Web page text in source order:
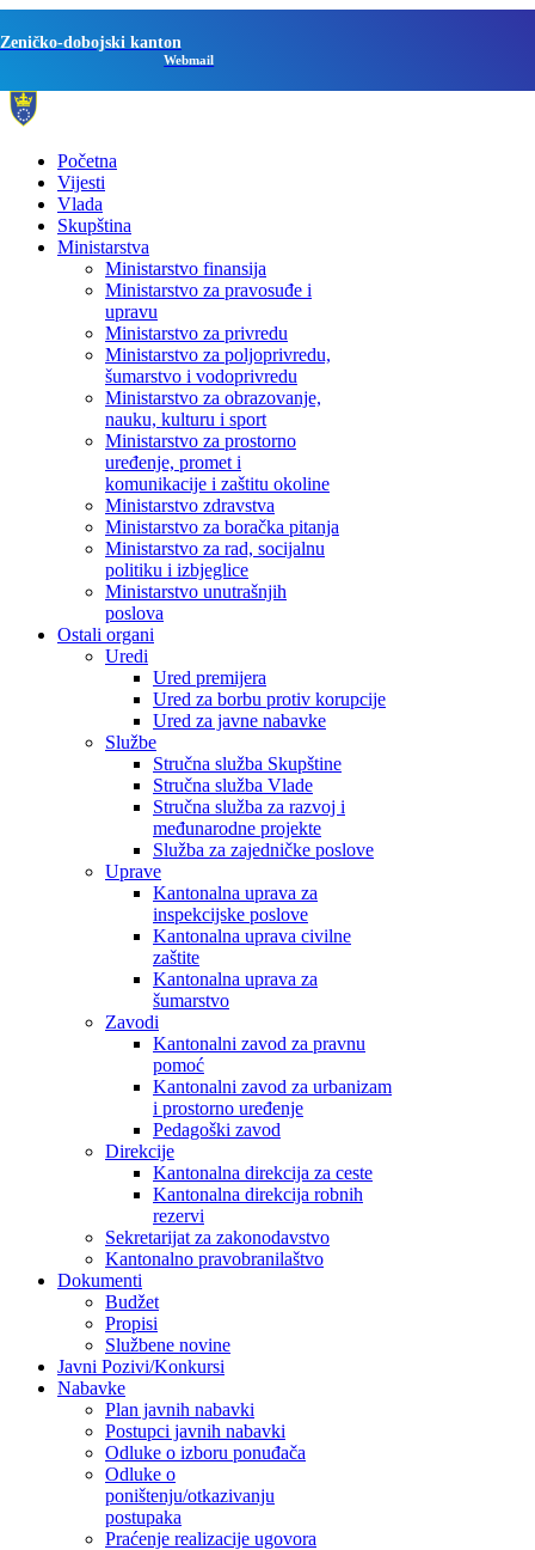
Zeničko-dobojski kanton
Webmail
Početna
Vijesti
Vlada
Skupština
Ministarstva
Ministarstvo finansija
Ministarstvo za pravosuđe i
upravu
Ministarstvo za privredu
Ministarstvo za poljoprivredu,
šumarstvo i vodoprivredu
Ministarstvo za obrazovanje,
nauku, kulturu i sport
Ministarstvo za prostorno
uređenje, promet i
komunikacije i zaštitu okoline
Ministarstvo zdravstva
Ministarstvo za boračka pitanja
Ministarstvo za rad, socijalnu
politiku i izbjeglice
Ministarstvo unutrašnjih
poslova
Ostali organi
Uredi
Ured premijera
Ured za borbu protiv korupcije
Ured za javne nabavke
Službe
Stručna služba Skupštine
Stručna služba Vlade
Stručna služba za razvoj i
međunarodne projekte
Služba za zajedničke poslove
Uprave
Kantonalna uprava za
inspekcijske poslove
Kantonalna uprava civilne
zaštite
Kantonalna uprava za
šumarstvo
Zavodi
Kantonalni zavod za pravnu
pomoć
Kantonalni zavod za urbanizam
i prostorno uređenje
Pedagoški zavod
Direkcije
Kantonalna direkcija za ceste
Kantonalna direkcija robnih
rezervi
Sekretarijat za zakonodavstvo
Kantonalno pravobranilaštvo
Dokumenti
Budžet
Propisi
Službene novine
Javni Pozivi/Konkursi
Nabavke
Plan javnih nabavki
Postupci javnih nabavki
Odluke o izboru ponuđača
Odluke o
poništenju/otkazivanju
postupaka
Praćenje realizacije ugovora